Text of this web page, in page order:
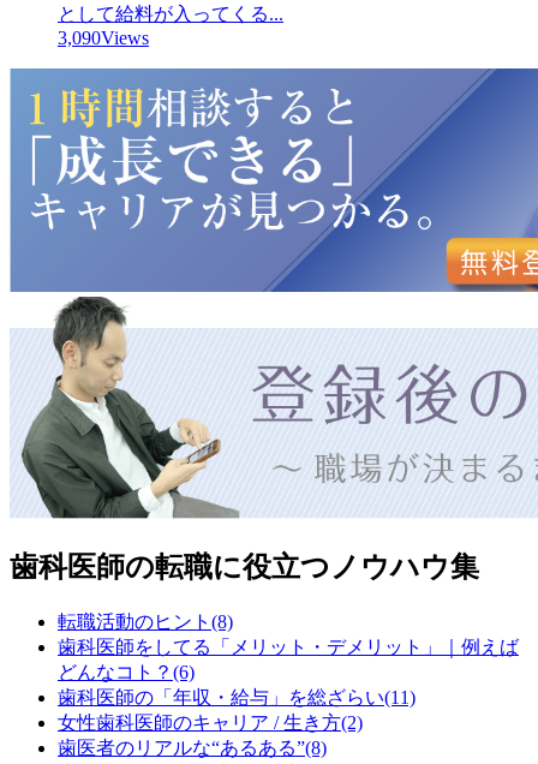
として給料が入ってくる...
3,090Views
歯科医師の転職に役立つノウハウ集
転職活動のヒント(8)
歯科医師をしてる「メリット・デメリット」｜例えば
どんなコト？(6)
歯科医師の「年収・給与」を総ざらい(11)
女性歯科医師のキャリア / 生き方(2)
歯医者のリアルな“あるある”(8)